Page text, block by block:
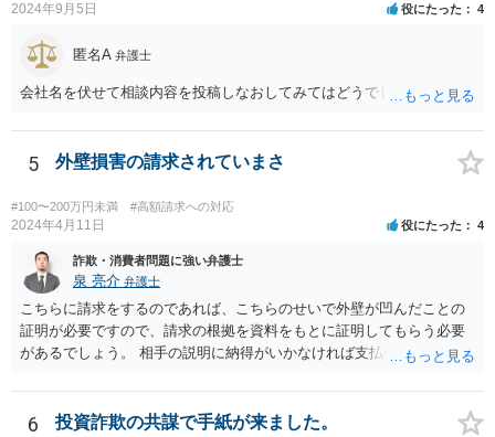
2024年9月5日 役にたった 4
匿名A 弁護士
会社名を伏せて相談内容を投稿しなおしてみてはどうでしょうか？
5 外壁損害の請求されていまさ
#100〜200万円未満 #高額請求への対応
2024年4月11日 役にたった 4
詐欺・消費者問題に強い弁護士
泉 亮介 弁護士
こちらに請求をするのであれば、こちらのせいで外壁が凹んだことの
証明が必要ですので、請求の根拠を資料をもとに証明してもらう必要
があるでしょう。 相手の説明に納得がいかなければ支払い義務がある
6 投資詐欺の共謀で手紙が来ました。